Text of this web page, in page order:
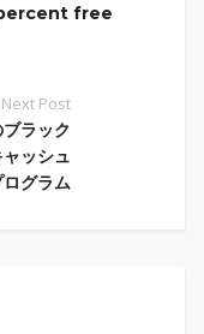
free
Next Post
ラック
ッシュ
グラム